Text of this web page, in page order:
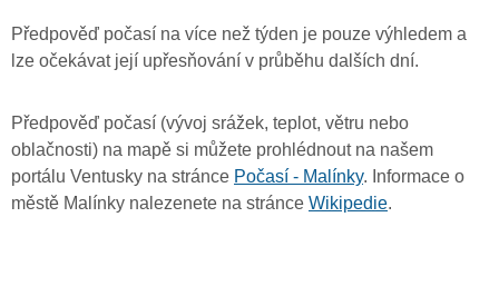
Předpověď počasí na více než týden je pouze výhledem a
lze očekávat její upřesňování v průběhu dalších dní.
Předpověď počasí (vývoj srážek, teplot, větru nebo
oblačnosti) na mapě si můžete prohlédnout na našem
portálu Ventusky na stránce Počasí - Malínky. Informace o
městě Malínky nalezenete na stránce Wikipedie.